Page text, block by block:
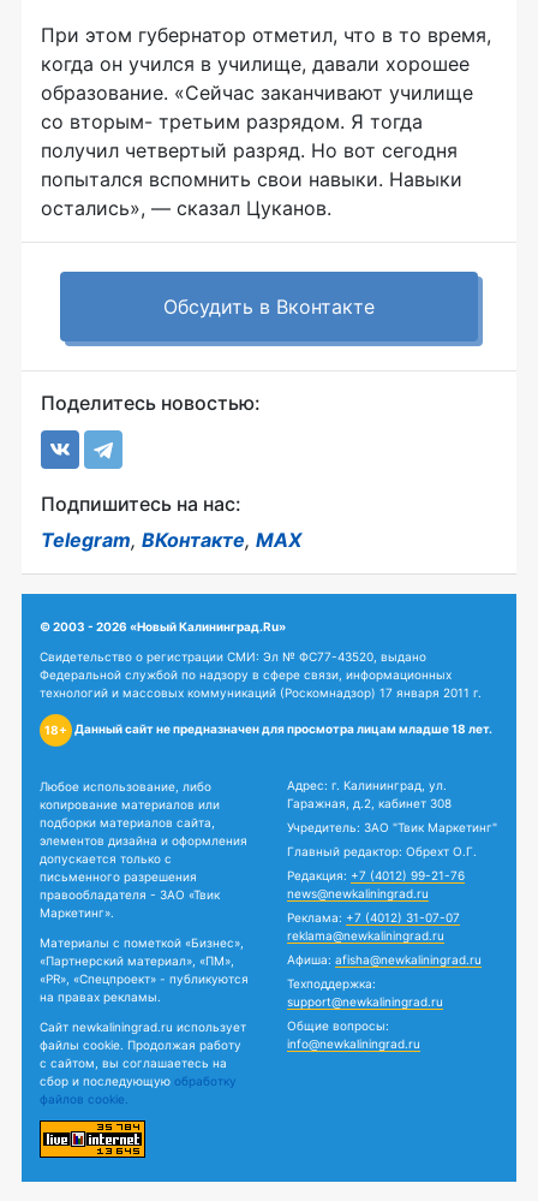
При этом губернатор отметил, что в то время,
когда он учился в училище, давали хорошее
образование. «Сейчас заканчивают училище
со вторым- третьим разрядом. Я тогда
получил четвертый разряд. Но вот сегодня
попытался вспомнить свои навыки. Навыки
остались», — сказал Цуканов.
Обсудить в Вконтакте
Поделитесь новостью:
Подпишитесь на нас:
Telegram, ВКонтакте, MAX
© 2003 - 2026 «Новый Калининград.Ru»
Свидетельство о регистрации СМИ: Эл № ФС77-43520, выдано
Федеральной службой по надзору в сфере связи, информационных
технологий и массовых коммуникаций (Роскомнадзор) 17 января 2011 г.
18+ Данный сайт не предназначен для просмотра лицам младше 18 лет.
Любое использование, либо
копирование материалов или
подборки материалов сайта,
элементов дизайна и оформления
допускается только с
письменного разрешения
правообладателя - ЗАО «Твик
Маркетинг».
Материалы с пометкой «Бизнес»,
«Партнерский материал», «ПМ»,
«PR», «Спецпроект» - публикуются
на правах рекламы.
Сайт newkaliningrad.ru использует
файлы cookie. Продолжая работу
с сайтом, вы соглашаетесь на
сбор и последующую обработку
файлов cookie.
Адрес: г. Калининград, ул.
Гаражная, д.2, кабинет 308
Учредитель: ЗАО "Твик Маркетинг"
Главный редактор: Обрехт О.Г.
Редакция: +7 (4012) 99-21-76
news@newkaliningrad.ru
Реклама: +7 (4012) 31-07-07
reklama@newkaliningrad.ru
Афиша: afisha@newkaliningrad.ru
Техподдержка:
support@newkaliningrad.ru
Общие вопросы:
info@newkaliningrad.ru